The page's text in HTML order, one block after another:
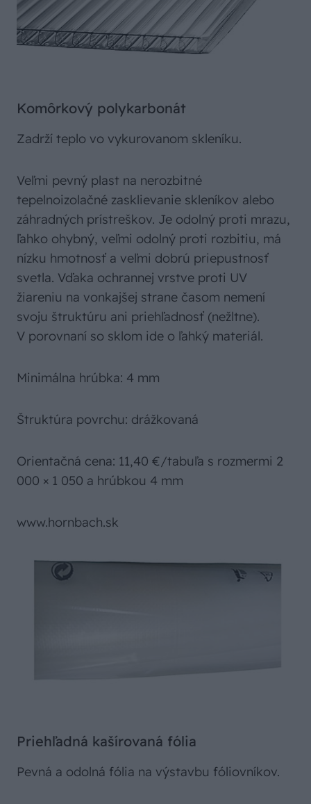
Komôrkový polykarbonát
Zadrží teplo vo vykurovanom skleníku.
Veľmi pevný plast na nerozbitné
tepelnoizolačné zasklievanie skleníkov alebo
záhradných prístreškov. Je odolný proti mrazu,
ľahko ohybný, veľmi odolný proti rozbitiu, má
nízku hmotnosť a veľmi dobrú priepustnosť
svetla. Vďaka ochrannej vrstve proti UV
žiareniu na vonkajšej strane časom nemení
svoju štruktúru ani priehľadnosť (nežltne).
V porovnaní so sklom ide o ľahký materiál.
Minimálna hrúbka: 4 mm
Štruktúra povrchu: drážkovaná
Orientačná cena: 11,40 €/tabuľa s rozmermi 2
000 × 1 050 a hrúbkou 4 mm
www.hornbach.sk
Priehľadná kašírovaná fólia
Pevná a odolná fólia na výstavbu fóliovníkov.